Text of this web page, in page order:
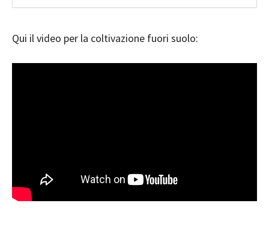
Qui il video per la coltivazione fuori suolo: